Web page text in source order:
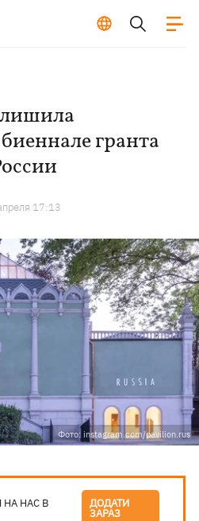
гранта
17:13
Фото: instagram.com/pavilion.rus
НА НАС В ДОДАТИ
ЗАРАЗ